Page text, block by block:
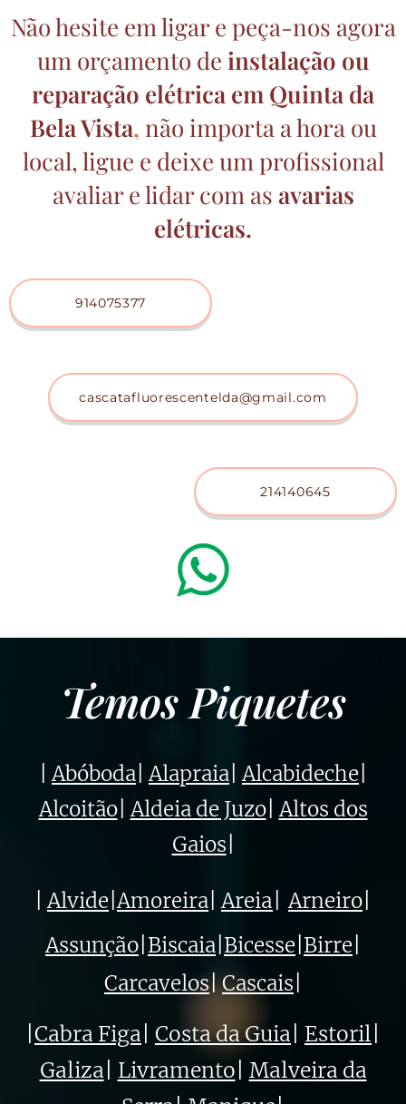
Não hesite em ligar e peça-nos agora
um orçamento de instalação ou
reparação elétrica em Quinta da
Bela Vista, não importa a hora ou
local, ligue e deixe um profissional
avaliar e lidar com as avarias
elétricas.
914075377
cascatafluorescentelda@gmail.com
214140645
Temos Piquetes
Abóboda Alapraia Alcabideche
Alcoitão| Aldeia de Juzo| Altos dos
Gaios
Alvide Amoreira Areia Arneiro
Assunção Biscaia Bicesse Birre
Carcavelos|Cascais
Cabra Figa Costa da Guia Estoril
Galiza Livramento Malveira da